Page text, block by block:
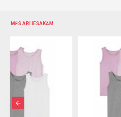
MĒS ARĪ IESAKĀM